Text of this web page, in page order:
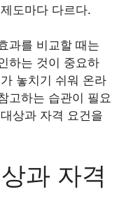
도마다 다르다.
과를 비교할 때는
하는 것이 중요하
놓치기 쉬워 온라
고하는 습관이 필요
상과 자격 요건을
과 자격